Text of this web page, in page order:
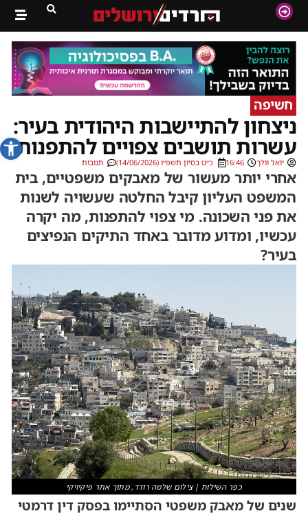
פתח
חשיפה
ניצחון להתיישבות היהודית בעיר:
עשרות תושבים צפויים להתפנות
יואל וולך 16:46 כ״ט בסיון תשפ״ו (14/06/2026) תגובות
אחרי יותר מעשור של מאבקים משפטיים, בית
המשפט העליון קיבל החלטה שעשויה לשנות
את פני השכונה. מי צפוי להתפנות, מה יקרה
עכשיו, ומדוע מדובר באחד התיקים הנפיצים
בעיר?
כפר השילוח | צילום שלמה רודד, מתוך אתר פיקיויקי
שנים של מאבק משפטי הסתיימו בפסק דין דרמטי